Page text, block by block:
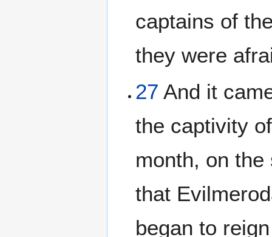
captains of
they were
27 And it
the captivity
month, on
that
began to